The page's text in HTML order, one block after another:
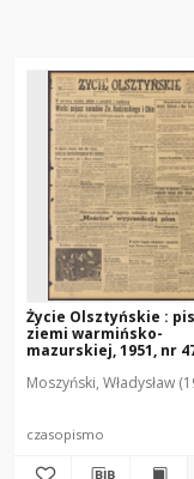
Red. Mroczkowski,
Życie Olsztyńskie :
ziemi warmińsko-
mazurskiej, 1951, nr
Moszyński, Władysław
czasopismo